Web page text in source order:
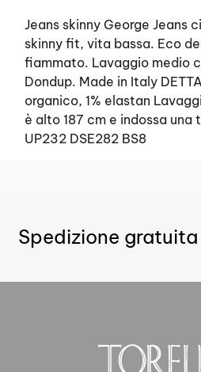
Jeans skinny George Jeans
skinny fit, vita bassa. Eco
fiammato. Lavaggio medio
Dondup. Made in Italy
organico, 1% elastan
è alto 187 cm e indossa
UP232 DSE282 BS8
Spedizione